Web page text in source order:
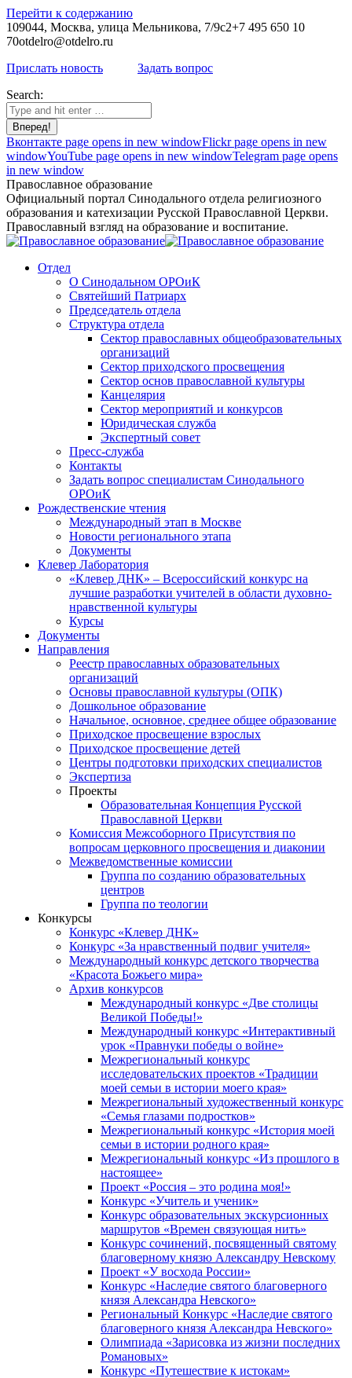
Перейти к содержанию
109044, Москва, улица Мельникова, 7/9с2+7 495 650 10
70otdelro@otdelro.ru
Прислать новость
Задать вопрос
Search:
Вконтакте page opens in new windowFlickr page opens in new
windowYouTube page opens in new windowTelegram page opens
in new window
Православное образование
Официальный портал Синодального отдела религиозного
образования и катехизации Русской Православной Церкви.
Православный взгляд на образование и воспитание.
Отдел
О Синодальном ОРОиК
Святейший Патриарх
Председатель отдела
Структура отдела
Сектор православных общеобразовательных
организаций
Сектор приходского просвещения
Сектор основ православной культуры
Канцелярия
Сектор мероприятий и конкурсов
Юридическая служба
Экспертный совет
Пресс-служба
Контакты
Задать вопрос специалистам Синодального
ОРОиК
Рождественские чтения
Международный этап в Москве
Новости регионального этапа
Документы
Клевер Лаборатория
«Клевер ДНК» – Всероссийский конкурс на
лучшие разработки учителей в области духовно-
нравственной культуры
Курсы
Документы
Направления
Реестр православных образовательных
организаций
Основы православной культуры (ОПК)
Дошкольное образование
Начальное, основное, среднее общее образование
Приходское просвещение взрослых
Приходское просвещение детей
Центры подготовки приходских специалистов
Экспертиза
Проекты
Образовательная Концепция Русской
Православной Церкви
Комиссия Межсоборного Присутствия по
вопросам церковного просвещения и диаконии
Межведомственные комиссии
Группа по созданию образовательных
центров
Группа по теологии
Конкурсы
Конкурс «Клевер ДНК»
Конкурс «За нравственный подвиг учителя»
Международный конкурс детского творчества
«Красота Божьего мира»
Архив конкурсов
Международный конкурс «Две столицы
Великой Победы!»
Международный конкурс «Интерактивный
урок «Правнуки победы о войне»
Межрегиональный конкурс
исследовательских проектов «Традиции
моей семьи в истории моего края»
Межрегиональный художественный конкурс
«Семья глазами подростков»
Межрегиональный конкурс «История моей
семьи в истории родного края»
Межрегиональный конкурс «Из прошлого в
настоящее»
Проект «Россия – это родина моя!»
Конкурс «Учитель и ученик»
Конкурс образовательных экскурсионных
маршрутов «Времен связующая нить»
Конкурс сочинений, посвященный святому
благоверному князю Александру Невскому
Проект «У восхода России»
Конкурс «Наследие святого благоверного
князя Александра Невского»
Региональный Конкурс «Наследие святого
благоверного князя Александра Невского»
Олимпиада «Зарисовка из жизни последних
Романовых»
Конкурс «Путешествие к истокам»